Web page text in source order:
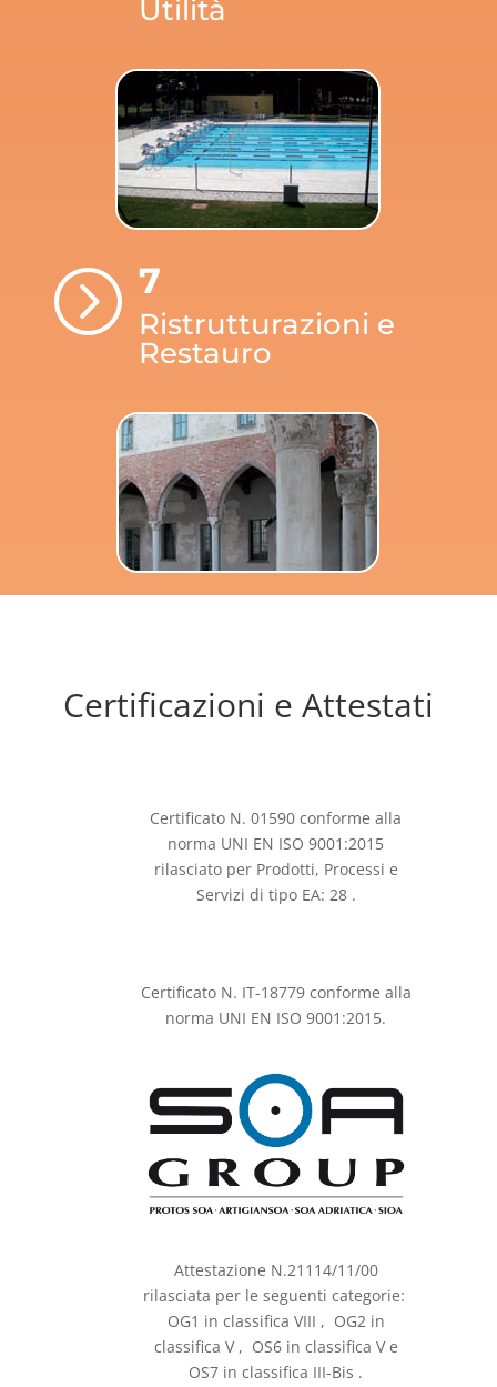
Utilità
= 7
Ristrutturazioni e
Restauro
Certificazioni e Attestati
Certificato N. 01590 conforme alla
norma UNI EN ISO 9001:2015
rilasciato per Prodotti, Processi e
Servizi di tipo EA: 28 .
Certificato N. IT-18779 conforme alla
norma UNI EN ISO 9001:2015.
Attestazione N.21114/11/00
rilasciata per le seguenti categorie:
OG1 in classifica VIII , OG2 in
classifica V , OS6 in classifica V e
OS7 in classifica III-Bis .